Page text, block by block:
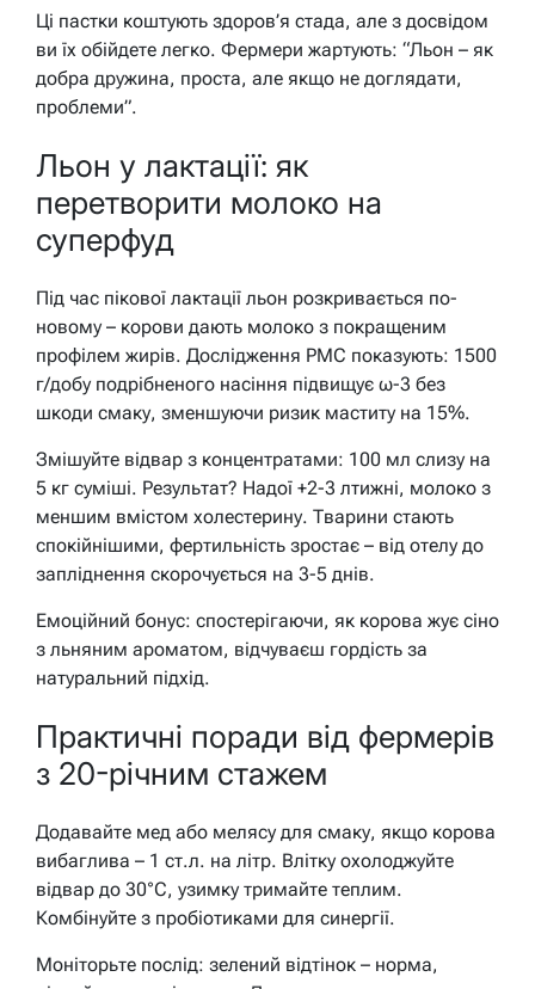
Ці пастки коштують здоров’я стада, але з досвідом
ви їх обійдете легко. Фермери жартують: “Льон – як
добра дружина, проста, але якщо не доглядати,
проблеми”.
Льон у лактації: як
перетворити молоко на
суперфуд
Під час пікової лактації льон розкривається по-
новому – корови дають молоко з покращеним
профілем жирів. Дослідження PMC показують: 1500
г/добу подрібненого насіння підвищує ω-3 без
шкоди смаку, зменшуючи ризик маститу на 15%.
Змішуйте відвар з концентратами: 100 мл слизу на
5 кг суміші. Результат? Надої +2-3 лтижні, молоко з
меншим вмістом холестерину. Тварини стають
спокійнішими, фертильність зростає – від отелу до
запліднення скорочується на 3-5 днів.
Емоційний бонус: спостерігаючи, як корова жує сіно
з льняним ароматом, відчуваєш гордість за
натуральний підхід.
Практичні поради від фермерів
з 20-річним стажем
Додавайте мед або мелясу для смаку, якщо корова
вибаглива – 1 ст.л. на літр. Влітку охолоджуйте
відвар до 30°C, узимку тримайте теплим.
Комбінуйте з пробіотиками для синергії.
Моніторьте послід: зелений відтінок – норма,